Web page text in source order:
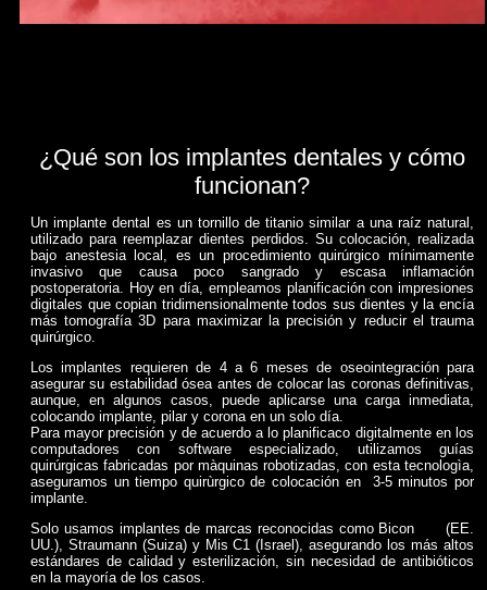
¿Qué son los implantes dentales y cómo
funcionan?
Un implante dental es un tornillo de titanio similar a una raíz natural,
utilizado para reemplazar dientes perdidos. Su colocación, realizada
bajo anestesia local, es un procedimiento quirúrgico mínimamente
invasivo que causa poco sangrado y escasa inflamación
postoperatoria. Hoy en día, empleamos planificación con impresiones
digitales que copian tridimensionalmente todos sus dientes y la encía
más tomografía 3D para maximizar la precisión y reducir el trauma
quirúrgico.
Los implantes requieren de 4 a 6 meses de oseointegración para
asegurar su estabilidad ósea antes de colocar las coronas definitivas,
aunque, en algunos casos, puede aplicarse una carga inmediata,
colocando implante, pilar y corona en un solo día.
Para mayor precisión y de acuerdo a lo planificaco digitalmente en los
computadores con software especializado, utilizamos guías
quirúrgicas fabricadas por màquinas robotizadas, con esta tecnologìa,
aseguramos un tiempo quirùrgico de colocación en 3-5 minutos por
implante.
Solo usamos implantes de marcas reconocidas como Bicon (EE.
UU.), Straumann (Suiza) y Mis C1 (Israel), asegurando los más altos
estándares de calidad y esterilización, sin necesidad de antibióticos
en la mayoría de los casos.